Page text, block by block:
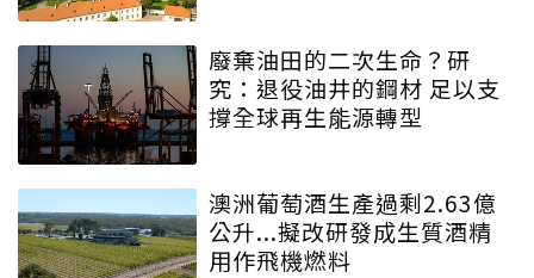
廢棄油田的二次生命？研
究：退役油井的鋼材 足以支
撐全球再生能源轉型
澳洲葡萄酒生產過剩2.63億
公升...擬改研發成生質酒精
用作飛機燃料